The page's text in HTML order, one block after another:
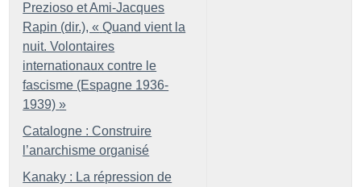
Prezioso et Ami-Jacques
Rapin (dir.), « Quand vient la
nuit. Volontaires
internationaux contre le
fascisme (Espagne 1936-
1939) »
Catalogne : Construire
l’anarchisme organisé
Kanaky : La répression de